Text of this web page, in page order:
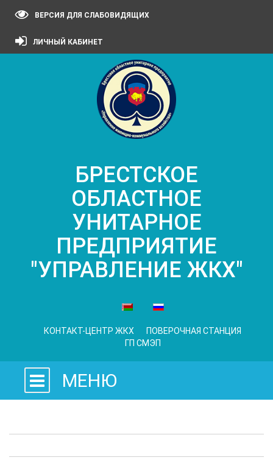
ВЕРСИЯ ДЛЯ СЛАБОВИДЯЩИХ
ЛИЧНЫЙ КАБИНЕТ
БРЕСТСКОЕ
ОБЛАСТНОЕ
УНИТАРНОЕ
ПРЕДПРИЯТИЕ
"УПРАВЛЕНИЕ ЖКХ"
КОНТАКТ-ЦЕНТР ЖКХ
ПОВЕРОЧНАЯ СТАНЦИЯ
ГП СМЭП
МЕНЮ